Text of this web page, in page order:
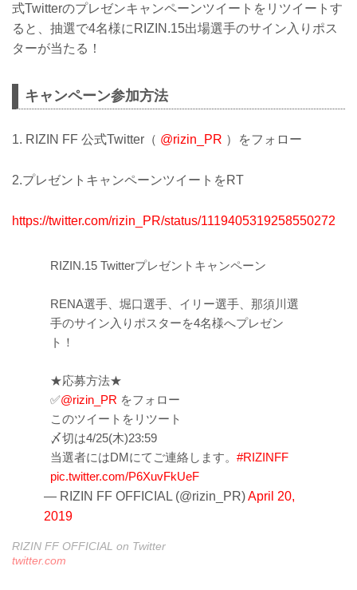
式Twitterのプレゼンキャンペーンツイートをリツイートす
ると、抽選で4名様にRIZIN.15出場選手のサイン入りポス
ターが当たる！
キャンペーン参加方法
1. RIZIN FF 公式Twitter（ @rizin_PR ）をフォロー
2.プレゼントキャンペーンツイートをRT
https://twitter.com/rizin_PR/status/1119405319258550272
RIZIN.15 Twitterプレゼントキャンペーン
RENA選手、堀口選手、イリー選手、那須川選
手のサイン入りポスターを4名様へプレゼン
ト！
★応募方法★
✅@rizin_PR をフォロー
このツイートをリツート
〆切は4/25(木)23:59
当選者にはDMにてご連絡します。 #RIZINFF
pic.twitter.com/P6XuvFkUeF
— RIZIN FF OFFICIAL (@rizin_PR)April 20,
2019
RIZIN FF OFFICIAL on Twitter
twitter.com